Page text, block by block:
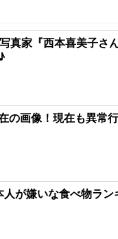
真家『西本喜美子さ
の画像！現在も異常
人が嫌いな食べ物ラ